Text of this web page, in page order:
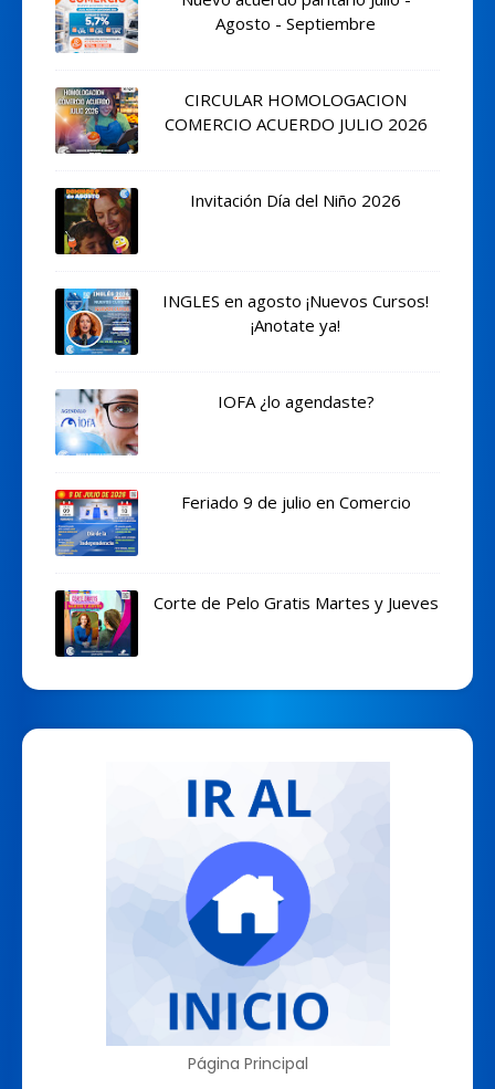
Agosto - Septiembre
CIRCULAR HOMOLOGACION
COMERCIO ACUERDO JULIO 2026
Invitación Día del Niño 2026
INGLES en agosto ¡Nuevos Cursos!
¡Anotate ya!
IOFA ¿lo agendaste?
Feriado 9 de julio en Comercio
Corte de Pelo Gratis Martes y Jueves
Página Principal